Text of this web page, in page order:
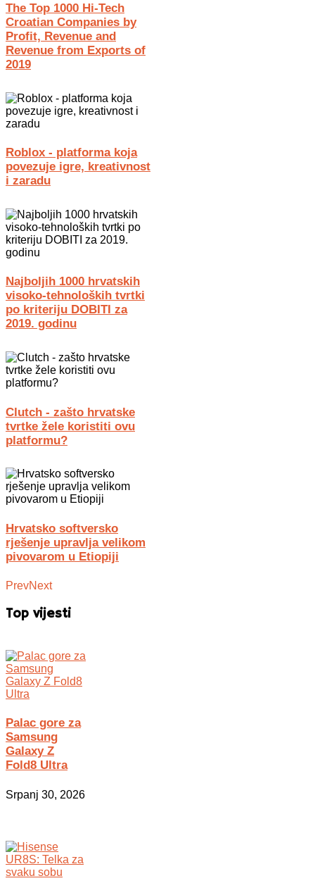
The Top 1000 Hi-Tech
Croatian Companies by
Profit, Revenue and
Revenue from Exports of
2019
Roblox - platforma koja
povezuje igre, kreativnost
i zaradu
Najboljih 1000 hrvatskih
visoko-tehnoloških tvrtki
po kriteriju DOBITI za
2019. godinu
Clutch - zašto hrvatske
tvrtke žele koristiti ovu
platformu?
Hrvatsko softversko
rješenje upravlja velikom
pivovarom u Etiopiji
PrevNext
Top vijesti
Palac gore za
Samsung
Galaxy Z
Fold8 Ultra
Srpanj 30, 2026